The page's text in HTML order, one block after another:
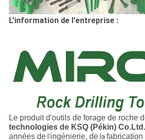
L'information de l'entreprise :
Le produit d'outils de forage de roche
technologies de KSQ (Pékin) Co.Ltd.
années del'ingénierie, dela fabrication